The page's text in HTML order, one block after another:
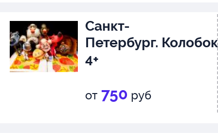
Санкт-
Петербург.
4+
от 750 руб